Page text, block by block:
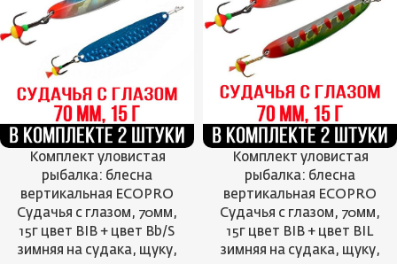
Комплект уловистая
рыбалка: блесна
вертикальная ECOPRO
Судачья с глазом, 70мм,
15г цвет BIB + цвет Bb/S
зимняя на судака, щуку,
Комплект уловистая
рыбалка: блесна
вертикальная ECOPRO
Судачья с глазом, 70мм,
15г цвет BIB + цвет BIL
зимняя на судака, щуку,